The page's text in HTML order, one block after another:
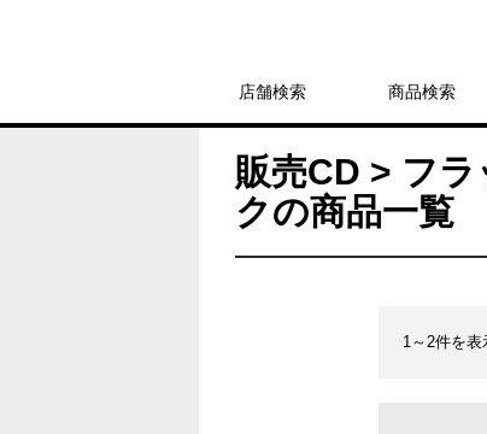
店舗検索 商品検索
販売CD > フ
クの商品一覧
1～2件を表